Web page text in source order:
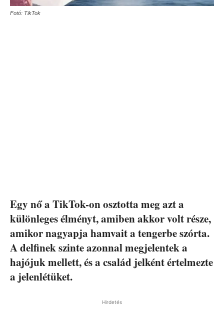
Fotó: TikTok
Egy nő a TikTok-on osztotta meg azt a
különleges élményt, amiben akkor volt része,
amikor nagyapja hamvait a tengerbe szórta.
A delfinek szinte azonnal megjelentek a
hajójuk mellett, és a család jelként értelmezte
a jelenlétüket.
Hirdetés